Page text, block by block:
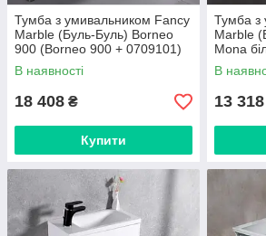
Тумба з умивальником Fancy
Marble (Буль-Буль) Borneo
900 (Borneo 900 + 0709101)
білий
В наявності
18 408 ₴
Купити
Тумба з
Marble
Mona
В
13 318